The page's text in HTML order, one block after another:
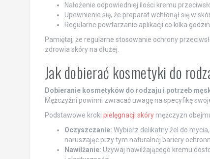
Nałożenie odpowiedniej ilości kremu
Upewnienie się, że preparat wchłonął się w
Regularne powtarzanie aplikacji co kilka
Pamiętaj, że regularne stosowanie ochrony
zdrowia skóry na dłużej.
Jak dobierać kosmetyki do
Dobieranie kosmetyków do rodzaju i potrzeb
Mężczyźni powinni zwracać uwagę na specyfikę
Podstawowe kroki pielęgnacji skórymężczyzn
Oczyszczanie: Wybierz delikatny żel do
naruszając przy tym naturalnej bariery
Nawilżanie: Używaj nawilżającego kremu